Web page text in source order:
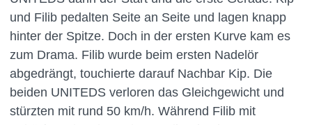
und Filib pedalten Seite an Seite und lagen knapp
hinter der Spitze. Doch in der ersten Kurve kam es
zum Drama. Filib wurde beim ersten Nadelör
abgedrängt, touchierte darauf Nachbar Kip. Die
beiden UNITEDS verloren das Gleichgewicht und
stürzten mit rund 50 km/h. Während Filib mit